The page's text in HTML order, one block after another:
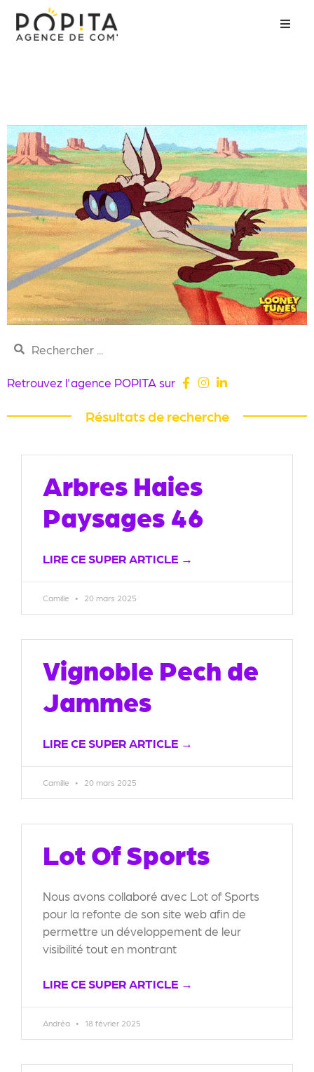
Expertises
Clients
Contact
Retrouvez l'agence POPITA sur
Résultats de recherche
Arbres Haies
Paysages 46
LIRE CE SUPER ARTICLE →
Camille 20 mars 2025
Vignoble Pech de
Jammes
LIRE CE SUPER ARTICLE →
Camille 20 mars 2025
Lot Of Sports
Nous avons collaboré avec Lot of Sports
pour la refonte de son site web afin de
permettre un développement de leur
visibilité tout en montrant
LIRE CE SUPER ARTICLE →
Andréa 18 février 2025